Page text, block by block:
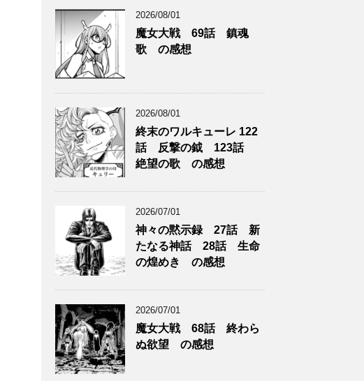
2026/08/01
魔女大戦 69話 鎮魂
歌 の感想
2026/08/01
終末のワルキューレ 122
話 反撃の鉞 123話
絶望の歌 の感想
2026/07/01
神々の黙示録 27話 新
たなる神話 28話 生命
の煌めき の感想
2026/07/01
魔女大戦 68話 終わら
ぬ欲望 の感想